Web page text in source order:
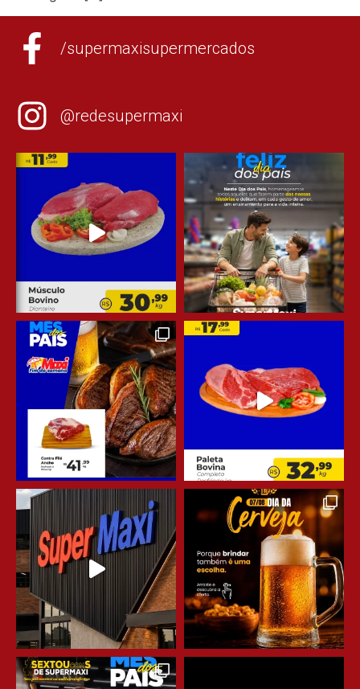
/supermaxisupermercados
@redesupermaxi